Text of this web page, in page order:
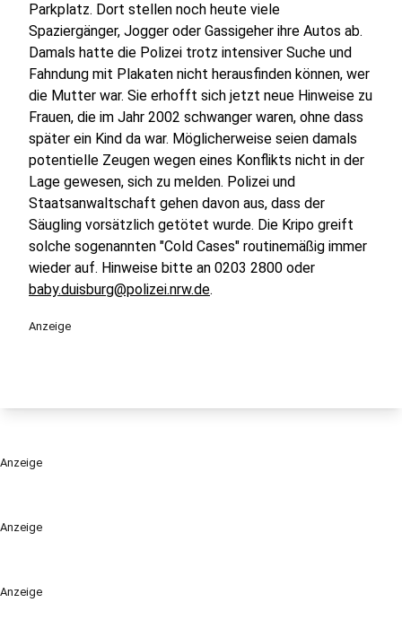
Anzeige
Anzeige
Parkplatz. Dort stellen noch heute viele
Spaziergänger, Jogger oder Gassigeher ihre Autos ab.
Damals hatte die Polizei trotz intensiver Suche und
Fahndung mit Plakaten nicht herausfinden können, wer
die Mutter war. Sie erhofft sich jetzt neue Hinweise zu
Frauen, die im Jahr 2002 schwanger waren, ohne dass
später ein Kind da war. Möglicherweise seien damals
potentielle Zeugen wegen eines Konflikts nicht in der
Lage gewesen, sich zu melden. Polizei und
Staatsanwaltschaft gehen davon aus, dass der
Säugling vorsätzlich getötet wurde. Die Kripo greift
solche sogenannten "Cold Cases" routinemäßig immer
wieder auf. Hinweise bitte an 0203 2800 oder
baby.duisburg@polizei.nrw.de.
Anzeige
Anzeige